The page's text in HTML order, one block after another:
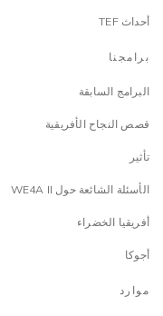
أحداث TEF
برامجنا
البرامج السابقة
قصص النجاح الأفريقية
تأثير
الأسئلة الشائعة حول WE4A II
أفريقيا الخضراء
أجوكا
موارد